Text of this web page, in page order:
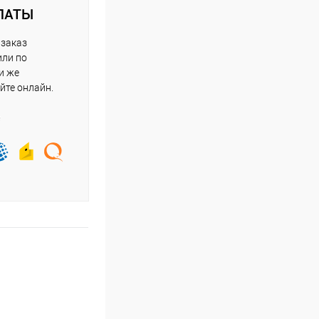
по
же
онлайн.